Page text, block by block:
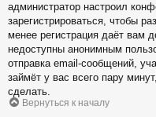
администратор настроил
зарегистрироваться, чтобы
менее регистрация даёт вам
недоступны анонимным
отправка email-сообщений,
займёт у вас всего пару
сделать.
Вернуться к началу